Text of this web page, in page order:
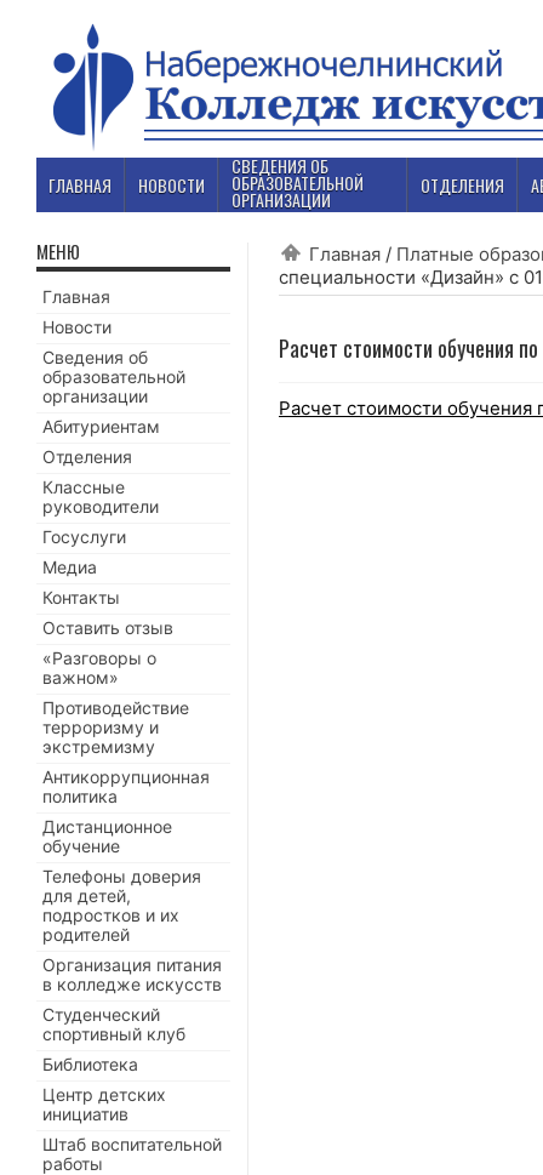
ГЛАВНАЯ НОВОСТИ
СВЕДЕНИЯ ОБ
ОБРАЗОВАТЕЛЬНОЙ
ОРГАНИЗАЦИИ
ОТДЕЛЕНИЯ
Главная / Платные
специальности «Дизайн» с
Расчет стоимости обучения
Расчет стоимости обучения
МЕНЮ
Главная
Новости
Сведения об
образовательной
организации
Абитуриентам
Отделения
Классные
руководители
Госуслуги
Медиа
Контакты
Оставить отзыв
«Разговоры о
важном»
Противодействие
терроризму и
экстремизму
Антикоррупционная
политика
Дистанционное
обучение
Телефоны доверия
для детей,
подростков и их
родителей
Организация питания
в колледже искусств
Студенческий
спортивный клуб
Библиотека
Центр детских
инициатив
Штаб воспитательной
работы